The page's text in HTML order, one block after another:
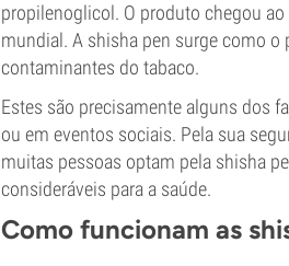
propilenoglicol. O produto chegou
mundial. A shisha pen surge como
contaminantes do tabaco.
Estes são precisamente alguns dos
ou em eventos sociais. Pela sua
muitas pessoas optam pela shisha
consideráveis para a saúde.
Como funcionam as